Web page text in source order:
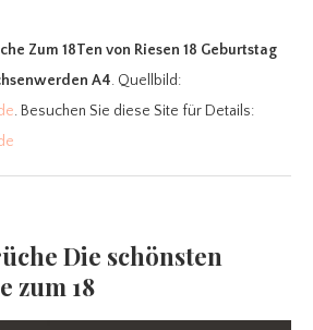
Zum 18Ten von Riesen 18 Geburtstag
A4. Quellbild:
. Besuchen Sie diese Site für Details:
Die schönsten
zum 18